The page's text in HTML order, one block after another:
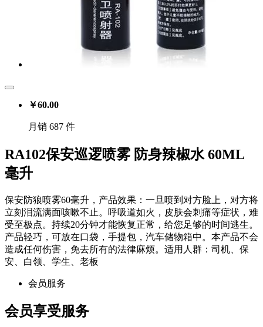
￥60.00
月销 687 件
RA102保安巡逻喷雾 防身辣椒水 60ML
毫升
保安防狼喷雾60毫升，产品效果：一旦喷到对方脸上，对方将
立刻泪流满面咳嗽不止。呼吸道如火，皮肤会刺痛等症状，难
受至极点。持续20分钟才能恢复正常，给您足够的时间逃生。
产品轻巧，可放在口袋，手提包，汽车储物箱中。本产品不会
造成任何伤害，免去所有的法律麻烦。适用人群：司机、保
安、白领、学生、老板
会员服务
会员享受服务